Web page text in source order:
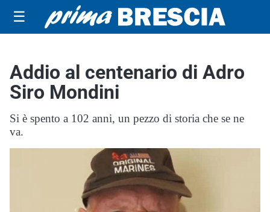
☰
Addio al centenario di Adro
Siro Mondini
Si è spento a 102 anni, un pezzo di storia che se ne
va.